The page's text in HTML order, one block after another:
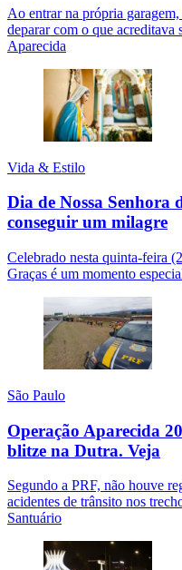
Ao entrar na própria
deparar com o que acreditava
Aparecida
Vida & Estilo
Dia de Nossa Senhora
conseguir um milagre
Celebrado nesta quinta-feira
Graças é um momento
São Paulo
Operação Aparecida
blitze na Dutra. Veja
Segundo a PRF, não houve
acidentes de trânsito nos
Santuário